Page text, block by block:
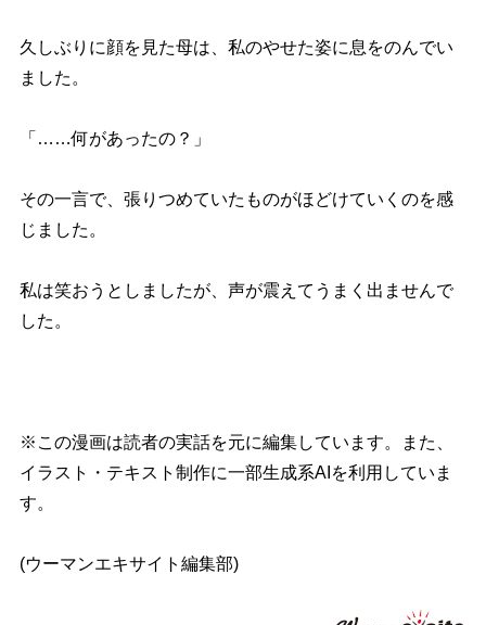
久しぶりに顔を見た母は、私のやせた姿に息をのんでい
ました。
「……何があったの？」
その一言で、張りつめていたものがほどけていくのを感
じました。
私は笑おうとしましたが、声が震えてうまく出ませんで
した。
※この漫画は読者の実話を元に編集しています。また、
イラスト・テキスト制作に一部生成系AIを利用していま
す。
(ウーマンエキサイト編集部)